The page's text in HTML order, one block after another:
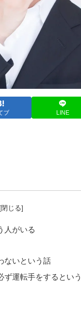
ブ LINE
人がいる
ないという話
ず運転手をするという